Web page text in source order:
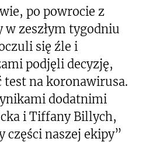
po powrocie z
zeszłym tygodniu
się źle i
podjęli decyzję,
test na koronawirusa.
dodatnimi
i Tiffany Billych,
części naszej ekipy”